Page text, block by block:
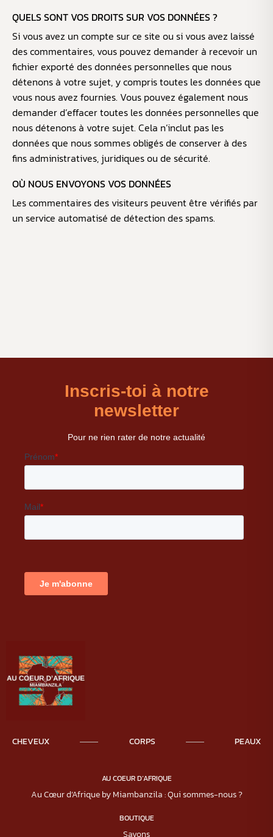
QUELS SONT VOS DROITS SUR VOS DONNÉES ?
Si vous avez un compte sur ce site ou si vous avez laissé
des commentaires, vous pouvez demander à recevoir un
fichier exporté des données personnelles que nous
détenons à votre sujet, y compris toutes les données que
vous nous avez fournies. Vous pouvez également nous
demander d’effacer toutes les données personnelles que
nous détenons à votre sujet. Cela n’inclut pas les
données que nous sommes obligés de conserver à des
fins administratives, juridiques ou de sécurité.
OÙ NOUS ENVOYONS VOS DONNÉES
Les commentaires des visiteurs peuvent être vérifiés par
un service automatisé de détection des spams.
CHEVEUX CORPS PEAUX
AU COEUR D’AFRIQUE
Au Cœur d’Afrique by Miambanzila : Qui sommes-nous ?
BOUTIQUE
Savons